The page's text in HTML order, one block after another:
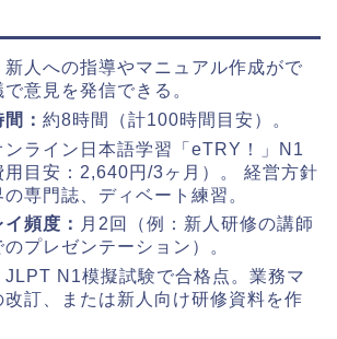
新人への指導やマニュアル作成がで
意見を発信できる。
： 約8時間（計100時間目安）。
ンライン日本語学習「eTRY！」N1
用目安：2,640円/3ヶ月）。 経営方針
専門誌、ディベート練習。
頻度： 月2回（例：新人研修の講師
プレゼンテーション）。
JLPT N1模擬試験で合格点。業務マ
改訂、または新人向け研修資料を作